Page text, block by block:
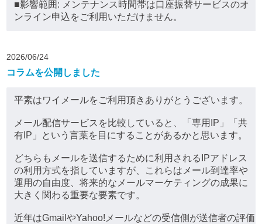
■影響範囲: メンテナンス時間帯は口座振替サービスのオ
ンライン申込をご利用いただけません。
2026/06/24
コラムを公開しました
平素はワイメールをご利用頂きありがとうございます。
メール配信サービスを比較していると、「専用IP」「共
有IP」という言葉を目にすることがあるかと思います。
どちらもメールを送信するために利用されるIPアドレス
の利用方式を指していますが、これらはメール到達率や
運用の自由度、将来的なメールマーケティングの成果に
大きく関わる重要な要素です。
近年はGmailやYahoo!メールなどの受信側が送信者の評価